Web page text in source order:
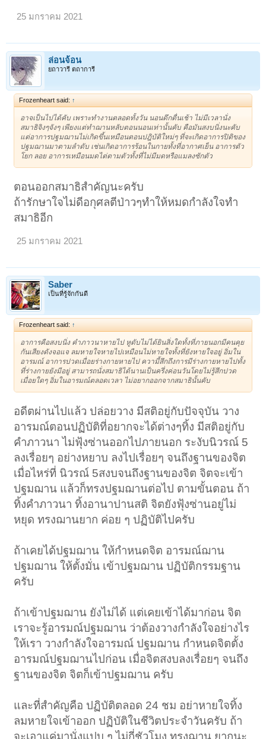
25 มกราคม 2021
ล่อนจ้อน
ยถาวารี ตถาการี
Frozenheart said: ↑
อาจเป็นไปได้คับ เพราะทำงานตลอดทั้งวัน นอนดึกตื่นเช้า ไม่มีเวลานั่ง
สมาธิจิงๆจังๆ เพียงแต่ทำฌานหลับตอนนอนเท่านั้นคับ คือมันสงบนิ่งนะคับ
แต่อาการปฐมฌานไม่เกิดขึ้นเหมือนตอนปฎิบัติใหม่ๆ ที่จะเกิดอาการปิติของ
ปฐมฌานมาตามลำดับ เช่นเกิดอาการร้อนในกายทั้งที่อากาศเย็น อาการตัว
โยก ลอย อาการเหมือนมดไต่ตามตัวทั้งที่ไม่มีมดหรือแมลงซักตัว
ตอนออกสมาธิสำคัญนะครับ
ถ้ารักษาใจไม่ดีอกุศลตีป่าวๆทำให้หมดกำลังใจทำ
สมาธิอีก
25 มกราคม 2021
Saber
เป็นที่รู้จักกันดี
Frozenheart said: ↑
อาการคือสงบนิ่ง คำภาวนาหายไป หูดับไม่ได้ยินสิ่งใดทั้งที่ภายนอกมีคนคุย
กันเสียงดังจอแจ ลมหายใจหายไปเหมือนไม่หายใจทั้งที่ยังหายใจอยู่ อิ่มใน
อารมณ์ อาการปวดเมื่อยร่างกายหายไป ความี้สึกถึงการมีร่างกายหายไปทั้ง
ที่ร่างกายยังมีอยู่ สามารถนั่งสมาธิได้นานเป็นครึ่งค่อนวันโดยไม่รู้สึกปวด
เมื่อยใดๆ อิ่มในอารมณ์ตลอดเวลา ไม่อยากออกจากสมาธินั้นคับ
อดีตผ่านไปแล้ว ปล่อยวาง มีสติอยู่กับปัจจุบัน วาง
อารมณ์ตอนปฏิบัติที่อยากจะได้ต่างๆทิ้ง มีสติอยู่กับ
คำภาวนา ไม่ฟุ้งซ่านออกไปภายนอก ระงับนิวรณ์ 5
ลงเรื่อยๆ อย่างหยาบ ลงไปเรื่อยๆ จนถึงฐานของจิต
เมื่อไหร่ที่ นิวรณ์ 5สงบจนถึงฐานของจิต จิตจะเข้า
ปฐมฌาน แล้วก็ทรงปฐมฌานต่อไป ตามขั้นตอน ถ้า
ทิ้งคำภาวนา ทิ้งอานาปานสติ จิตยังฟุ้งซ่านอยู่ไม่
หยุด ทรงฌานยาก ค่อย ๆ ปฏิบัติไปครับ
ถ้าเคยได้ปฐมฌาน ให้กำหนดจิต อารมณ์ฌาน
ปฐมฌาน ให้ตั้งมั่น เข้าปฐมฌาน ปฏิบัติกรรมฐาน
ครับ
ถ้าเข้าปฐมฌาน ยังไม่ได้ แต่เคยเข้าได้มาก่อน จิต
เราจะรู้อารมณ์ปฐมฌาน ว่าต้องวางกำลังใจอย่างไร
ให้เรา วางกำลังใจอารมณ์ ปฐมฌาน กำหนดจิตตั้ง
อารมณ์ปฐมฌานไปก่อน เมื่อจิตสงบลงเรื่อยๆ จนถึง
ฐานของจิต จิตก็เข้าปฐมฌาน ครับ
และที่สำคัญคือ ปฏิบัติตลอด 24 ชม อย่าหายใจทิ้ง
ลมหายใจเข้าออก ปฏิบัติในชีวิตประจำวันครับ ถ้า
จะเอาแค่มานั่งแปบ ๆ ไม่กี่ชัวโมง ทรงฌาน ยากนะ